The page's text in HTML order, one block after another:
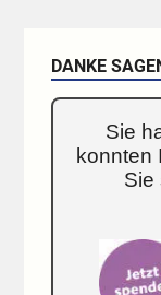
DANKE
Sie
konnten
Sie